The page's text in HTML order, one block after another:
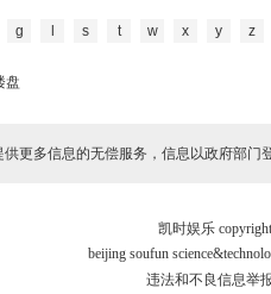
g s t w x y z
盘
供更多信息的无偿服务，信息以政府部门
凯时娱乐
beijing soufun
违法和不良信息举